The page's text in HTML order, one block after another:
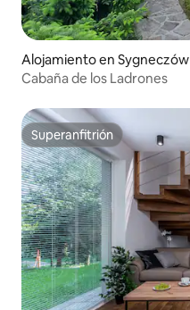
Alojamiento en Sygneczów
Cabaña de los Ladrones
Superanfitrión
Superanfitrión